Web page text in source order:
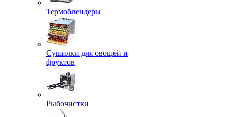
Термоблендеры
Сушилки для овощей и
фруктов
Рыбочистки